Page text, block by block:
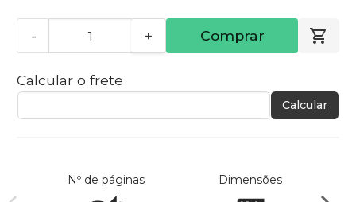
- + Comprar
Calcular o frete
Calcular
Nº de páginas Dimensões